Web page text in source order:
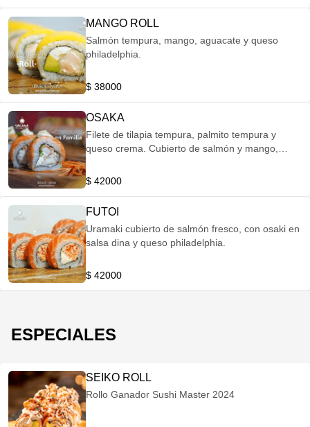
MANGO ROLL
Salmón tempura, mango, aguacate y queso
philadelphia.
$ 38000
OSAKA
Filete de tilapia tempura, palmito tempura y
queso crema. Cubierto de salmón y mango,
$ 42000
FUTOI
Uramaki cubierto de salmón fresco, con osaki en
salsa dina y queso philadelphia.
$ 42000
ESPECIALES
SEIKO ROLL
Rollo Ganador Sushi Master 2024